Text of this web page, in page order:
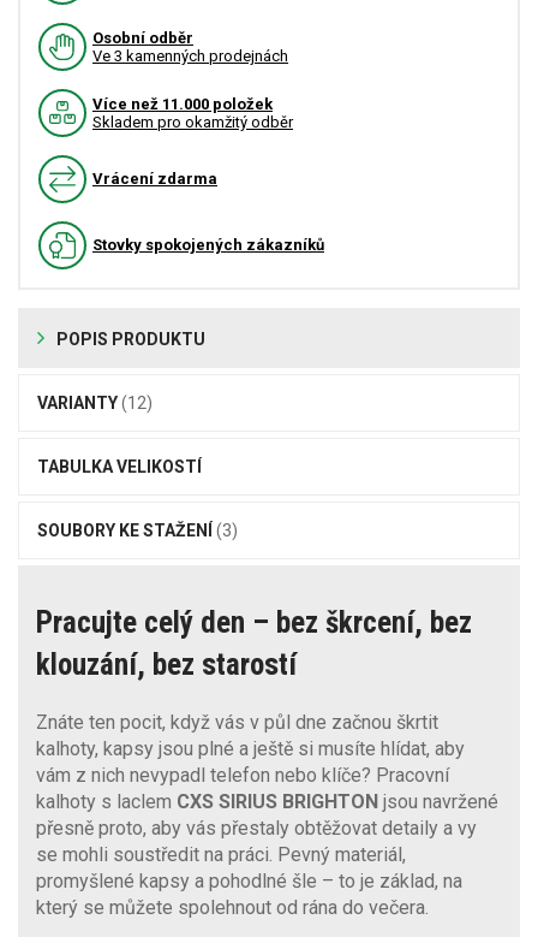
Osobní odběr
Ve 3 kamenných prodejnách
Více než 11.000 položek
Skladem pro okamžitý odběr
Vrácení zdarma
Stovky spokojených zákazníků
POPIS PRODUKTU
VARIANTY(12)
TABULKA VELIKOSTÍ
SOUBORY KE STAŽENÍ (3)
Pracujte celý den – bez škrcení, bez
klouzání, bez starostí
Znáte ten pocit, když vás v půl dne začnou škrtit
kalhoty, kapsy jsou plné a ještě si musíte hlídat, aby
vám z nich nevypadl telefon nebo klíče? Pracovní
kalhoty s laclem CXS SIRIUS BRIGHTON jsou navržené
přesně proto, aby vás přestaly obtěžovat detaily a vy
se mohli soustředit na práci. Pevný materiál,
promyšlené kapsy a pohodlné šle – to je základ, na
který se můžete spolehnout od rána do večera.